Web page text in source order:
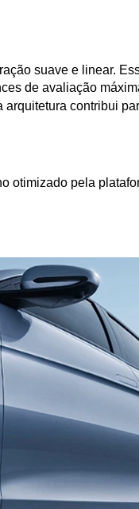
suave e linear.
de avaliação
contribui
otimizado pela